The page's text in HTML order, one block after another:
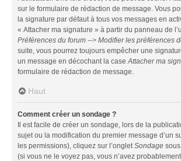
sur le formulaire de rédaction de message. Vous
la signature par défaut à tous vos messages en
« Attacher ma signature » à partir du panneau de
Préférences du forum --> Modifier les préférences
suite, vous pourrez toujours empêcher une
un message en décochant la case Attacher ma
formulaire de rédaction de message.
Haut
Comment créer un sondage ?
Il est facile de créer un sondage, lors de la
sujet ou la modification du premier message d’un
les permissions), cliquez sur l’onglet Sondage
(si vous ne le voyez pas, vous n’avez